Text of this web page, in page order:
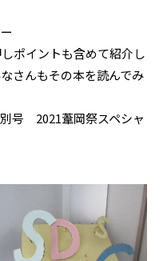
ポイントも含めて紹介し
さんもその本を読んでみ
別号 2021葦岡祭スペシャ